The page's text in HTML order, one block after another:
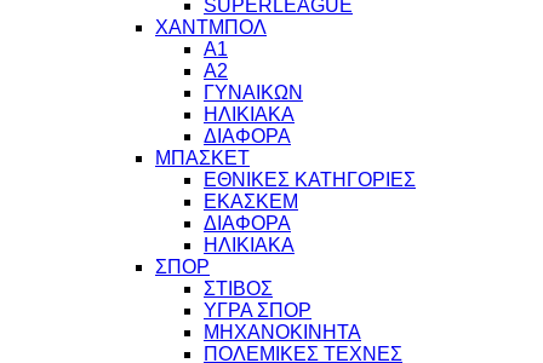
SUPERLEAGUE
ΧΑΝΤΜΠΟΛ
Α1
Α2
ΓΥΝΑΙΚΩΝ
ΗΛΙΚΙΑΚΑ
ΔΙΑΦΟΡΑ
ΜΠΑΣΚΕΤ
ΕΘΝΙΚΕΣ ΚΑΤΗΓΟΡΙΕΣ
ΕΚΑΣΚΕΜ
ΔΙΑΦΟΡΑ
ΗΛΙΚΙΑΚΑ
ΣΠΟΡ
ΣΤΙΒΟΣ
ΥΓΡΑ ΣΠΟΡ
ΜΗΧΑΝΟΚΙΝΗΤΑ
ΠΟΛΕΜΙΚΕΣ ΤΕΧΝΕΣ